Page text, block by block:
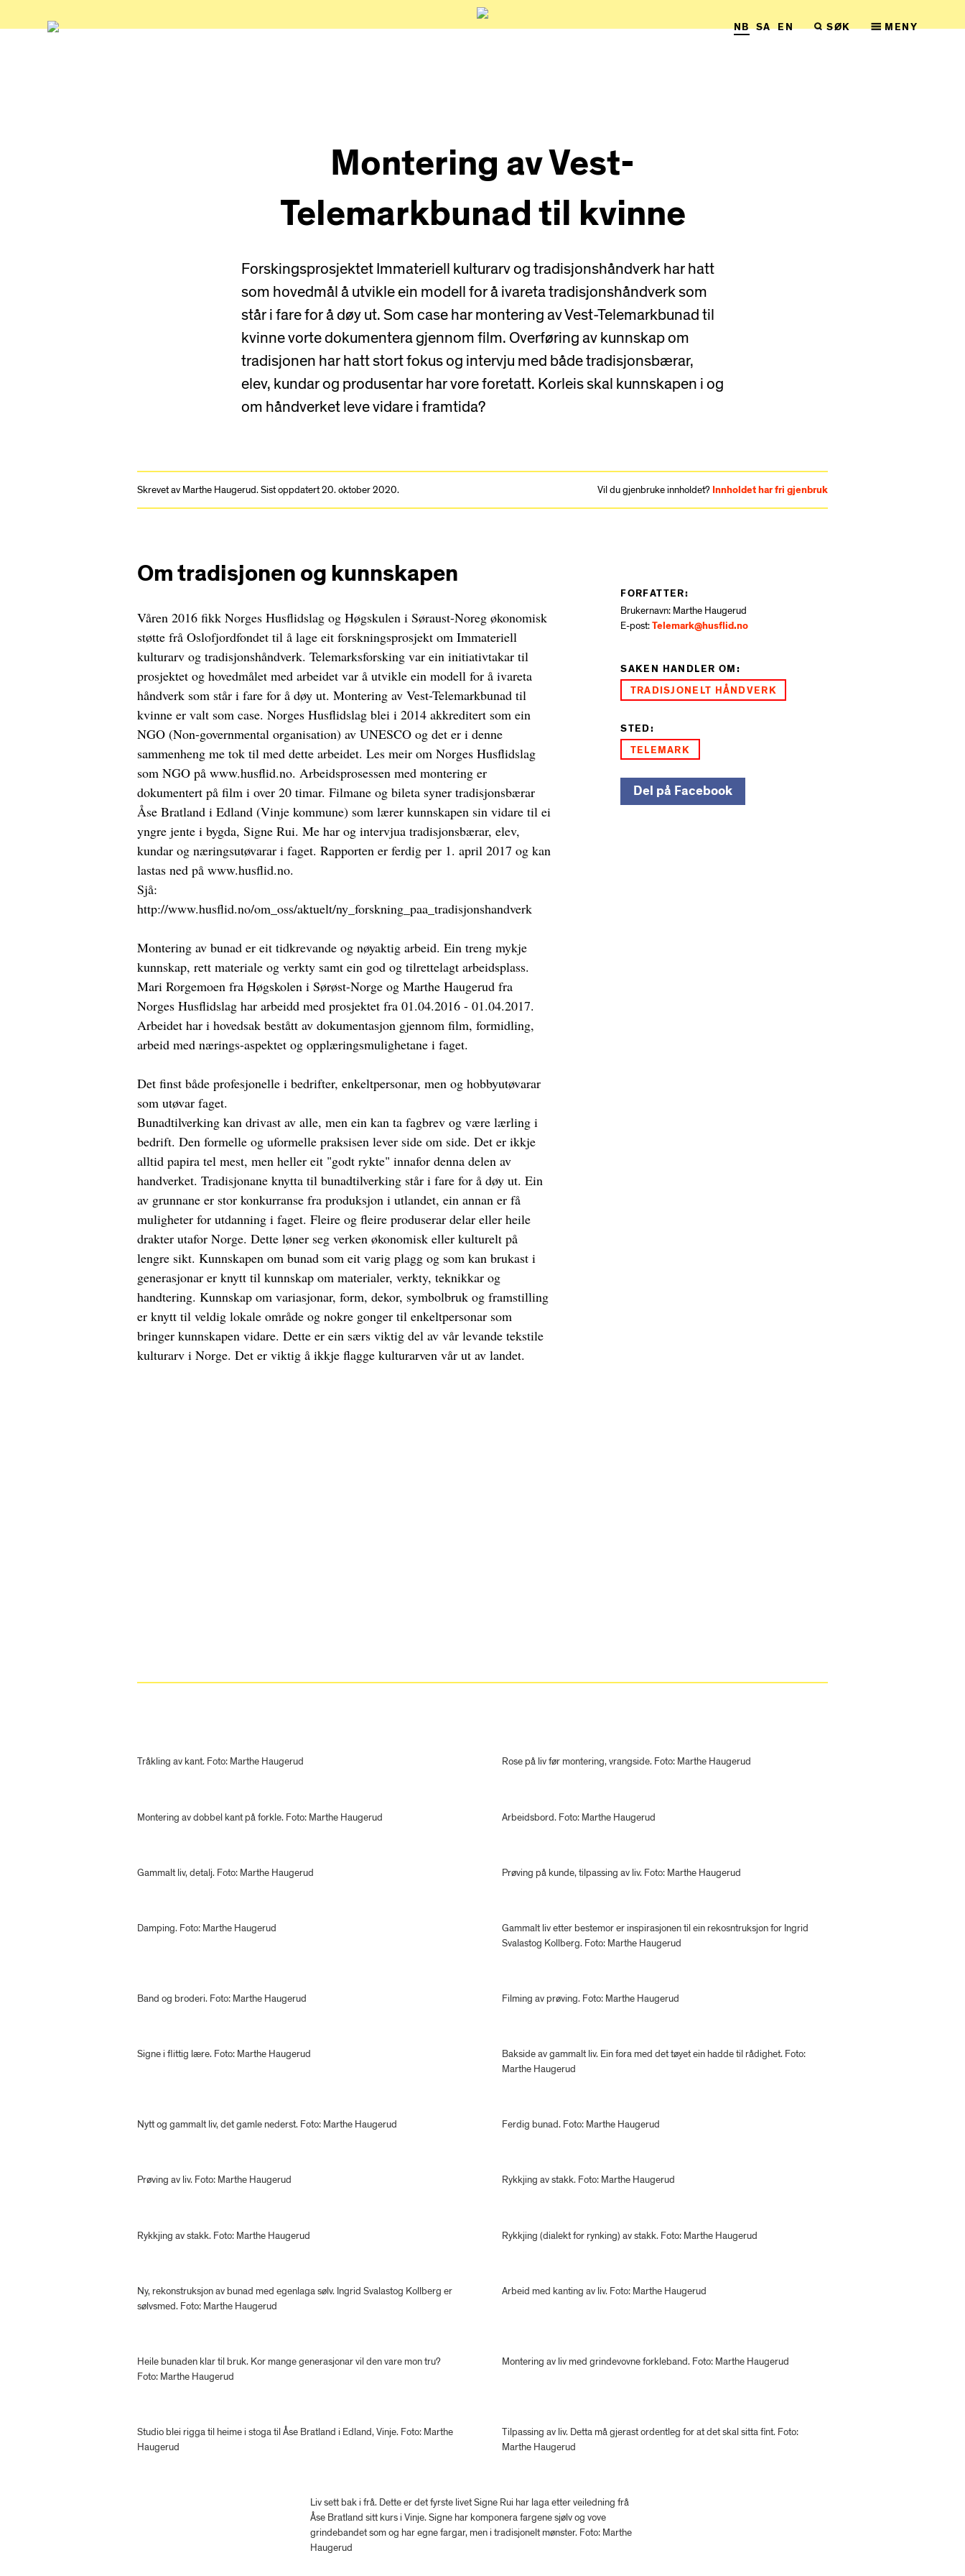
NB SA EN MENY
SØK
Montering av Vest-
Telemarkbunad til kvinne
Forskingsprosjektet Immateriell kulturarv og tradisjonshåndverk har hatt
som hovedmål å utvikle ein modell for å ivareta tradisjonshåndverk som
står i fare for å døy ut. Som case har montering av Vest-Telemarkbunad til
kvinne vorte dokumentera gjennom film. Overføring av kunnskap om
tradisjonen har hatt stort fokus og intervju med både tradisjonsbærar,
elev, kundar og produsentar har vore foretatt. Korleis skal kunnskapen i og
om håndverket leve vidare i framtida?
Skrevet av Marthe Haugerud. Sist oppdatert 20. oktober 2020. Vil du gjenbruke innholdet? Innholdet har fri gjenbruk
Om tradisjonen og kunnskapen
Våren 2016 fikk Norges Husflidslag og Høgskulen i Søraust-Noreg økonomisk
støtte frå Oslofjordfondet til å lage eit forskningsprosjekt om Immateriell
kulturarv og tradisjonshåndverk. Telemarksforsking var ein initiativtakar til
prosjektet og hovedmålet med arbeidet var å utvikle ein modell for å ivareta
håndverk som står i fare for å døy ut. Montering av Vest-Telemarkbunad til
kvinne er valt som case. Norges Husflidslag blei i 2014 akkreditert som ein
NGO (Non-governmental organisation) av UNESCO og det er i denne
sammenheng me tok til med dette arbeidet. Les meir om Norges Husflidslag
som NGO på www.husflid.no. Arbeidsprosessen med montering er
dokumentert på film i over 20 timar. Filmane og bileta syner tradisjonsbærar
Åse Bratland i Edland (Vinje kommune) som lærer kunnskapen sin vidare til ei
yngre jente i bygda, Signe Rui. Me har og intervjua tradisjonsbærar, elev,
kundar og næringsutøvarar i faget. Rapporten er ferdig per 1. april 2017 og kan
lastas ned på www.husflid.no.
Sjå:
http://www.husflid.no/om_oss/aktuelt/ny_forskning_paa_tradisjonshandverk
Montering av bunad er eit tidkrevande og nøyaktig arbeid. Ein treng mykje
kunnskap, rett materiale og verkty samt ein god og tilrettelagt arbeidsplass.
Mari Rorgemoen fra Høgskolen i Sørøst-Norge og Marthe Haugerud fra
Norges Husflidslag har arbeidd med prosjektet fra 01.04.2016 - 01.04.2017.
Arbeidet har i hovedsak bestått av dokumentasjon gjennom film, formidling,
arbeid med nærings-aspektet og opplæringsmulighetane i faget.
Det finst både profesjonelle i bedrifter, enkeltpersonar, men og hobbyutøvarar
som utøvar faget.
Bunadtilverking kan drivast av alle, men ein kan ta fagbrev og være lærling i
bedrift. Den formelle og uformelle praksisen lever side om side. Det er ikkje
alltid papira tel mest, men heller eit "godt rykte" innafor denna delen av
handverket. Tradisjonane knytta til bunadtilverking står i fare for å døy ut. Ein
av grunnane er stor konkurranse fra produksjon i utlandet, ein annan er få
muligheter for utdanning i faget. Fleire og fleire produserar delar eller heile
drakter utafor Norge. Dette løner seg verken økonomisk eller kulturelt på
lengre sikt. Kunnskapen om bunad som eit varig plagg og som kan brukast i
generasjonar er knytt til kunnskap om materialer, verkty, teknikkar og
handtering. Kunnskap om variasjonar, form, dekor, symbolbruk og framstilling
er knytt til veldig lokale område og nokre gonger til enkeltpersonar som
bringer kunnskapen vidare. Dette er ein særs viktig del av vår levande tekstile
kulturarv i Norge. Det er viktig å ikkje flagge kulturarven vår ut av landet.
FORFATTER:
Brukernavn: Marthe Haugerud
E-post:Telemark@husflid.no
SAKEN HANDLER OM:
TRADISJONELT HÅNDVERK
STED:
TELEMARK
Del på Facebook
Tråkling av kant. Foto: Marthe Haugerud Rose på liv før montering, vrangside. Foto: Marthe Haugerud
Montering av dobbel kant på forkle. Foto: Marthe Haugerud Arbeidsbord. Foto: Marthe Haugerud
Gammalt liv, detalj. Foto: Marthe Haugerud Prøving på kunde, tilpassing av liv. Foto: Marthe Haugerud
Damping. Foto: Marthe Haugerud
Gammalt liv etter bestemor er inspirasjonen til ein rekosntruksjon for Ingrid
Svalastog Kollberg. Foto: Marthe Haugerud
Band og broderi. Foto: Marthe Haugerud Filming av prøving. Foto: Marthe Haugerud
Signe i flittig lære. Foto: Marthe Haugerud
Bakside av gammalt liv. Ein fora med det tøyet ein hadde til rådighet. Foto:
Marthe Haugerud
Nytt og gammalt liv, det gamle nederst. Foto: Marthe Haugerud Ferdig bunad. Foto: Marthe Haugerud
Prøving av liv. Foto: Marthe Haugerud Rykkjing av stakk. Foto: Marthe Haugerud
Rykkjing av stakk. Foto: Marthe Haugerud Rykkjing (dialekt for rynking) av stakk. Foto: Marthe Haugerud
Ny, rekonstruksjon av bunad med egenlaga sølv. Ingrid Svalastog Kollberg er
sølvsmed. Foto: Marthe Haugerud
Arbeid med kanting av liv. Foto: Marthe Haugerud
Heile bunaden klar til bruk. Kor mange generasjonar vil den vare mon tru?
Foto: Marthe Haugerud
Montering av liv med grindevovne forkleband. Foto: Marthe Haugerud
Studio blei rigga til heime i stoga til Åse Bratland i Edland, Vinje. Foto: Marthe
Haugerud
Tilpassing av liv. Detta må gjerast ordentleg for at det skal sitta fint. Foto:
Marthe Haugerud
Liv sett bak i frå. Dette er det fyrste livet Signe Rui har laga etter veiledning frå
Åse Bratland sitt kurs i Vinje. Signe har komponera fargene sjølv og vove
grindebandet som og har egne fargar, men i tradisjonelt mønster. Foto: Marthe
Haugerud